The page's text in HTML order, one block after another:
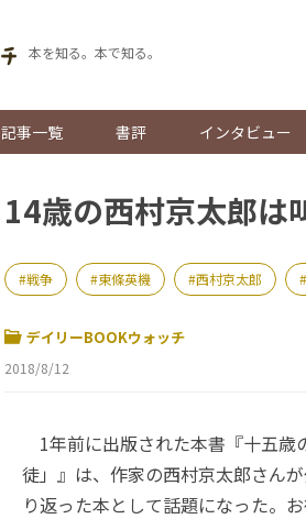
本を知る。本で知る。
記事一覧 書評 インタビュー
14歳の西村京太郎は
戦争 東條英機 西村京太郎
デイリーBOOKウォッチ
2018/8/12
1年前に出版された本書『十五歳
徒」』は、作家の西村京太郎さん
り返った本として話題になった。